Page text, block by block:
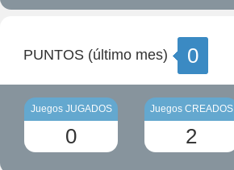
PUNTOS (último mes) 0
Juegos JUGADOS
0
Juegos CREADOS
2